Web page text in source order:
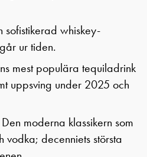
sofistikerad whiskey-
ur tiden.
mest populära tequiladrink
uppsving under 2025 och
moderna klassikern som
vodka; decenniets största